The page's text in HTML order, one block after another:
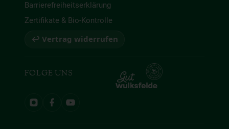
Barrierefreiheitserklärung
Zertifikate & Bio-Kontrolle
↩ Vertrag widerrufen
FOLGE UNS